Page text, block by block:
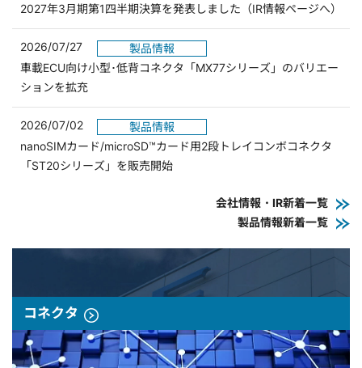
2027年3月期第1四半期決算を発表しました（IR情報ページへ）
2026/07/27
製品情報
車載ECU向け小型･低背コネクタ「MX77シリーズ」のバリエー
ションを拡充
2026/07/02
製品情報
nanoSIMカード/microSD™カード用2段トレイコンボコネクタ
「ST20シリーズ」を販売開始
会社情報・IR新着一覧
製品情報新着一覧
コネクタ